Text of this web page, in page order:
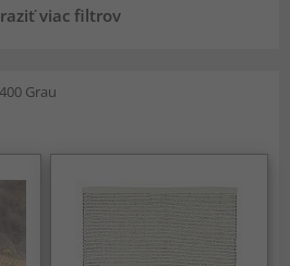
viac filtrov
Grau